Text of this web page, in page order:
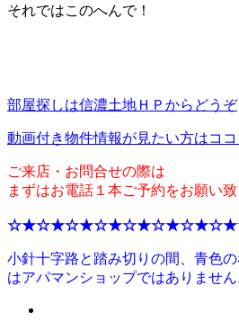
それではこのへんで！
部屋探しは信濃土地ＨＰからどうぞ
動画付き物件情報が見たい方はコ
ご来店・お問合せの際は
まずはお電話１本ご予約をお願い
小針十字路と踏み切りの間、青色
はアパマンショップではありません